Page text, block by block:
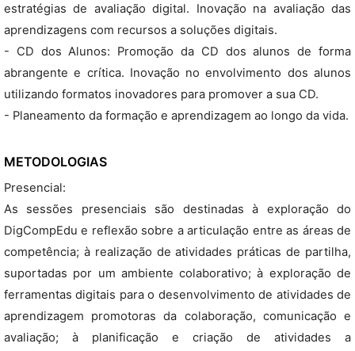
estratégias de avaliação digital. Inovação na avaliação das
aprendizagens com recursos a soluções digitais.
- CD dos Alunos: Promoção da CD dos alunos de forma
abrangente e crítica. Inovação no envolvimento dos alunos
utilizando formatos inovadores para promover a sua CD.
- Planeamento da formação e aprendizagem ao longo da vida.
METODOLOGIAS
Presencial:
As sessões presenciais são destinadas à exploração do
DigCompEdu e reflexão sobre a articulação entre as áreas de
competência; à realização de atividades práticas de partilha,
suportadas por um ambiente colaborativo; à exploração de
ferramentas digitais para o desenvolvimento de atividades de
aprendizagem promotoras da colaboração, comunicação e
avaliação; à planificação e criação de atividades a